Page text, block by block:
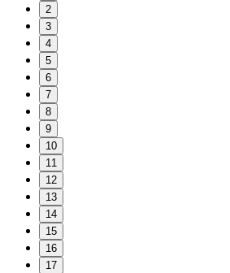
2
3
4
5
6
7
8
9
10
11
12
13
14
15
16
17